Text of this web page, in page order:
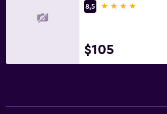
8,5
4 estrellas
$105